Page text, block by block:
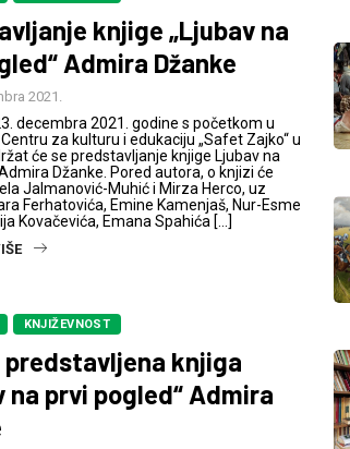
knjige „Ljubav na
Admira Džanke
2021.
decembra 2021. godine s početkom u
za kulturu i edukaciju „Safet Zajko“ u
će se predstavljanje knjige Ljubav na
Džanke. Pored autora, o knjizi će
Jalmanović-Muhić i Mirza Herco, uz
Ferhatovića, Emine Kamenjaš, Nur-Esme
Kovačevića, Emana Spahića […]
KNJIŽEVNOST
predstavljena knjiga
na prvi pogled“ Admira